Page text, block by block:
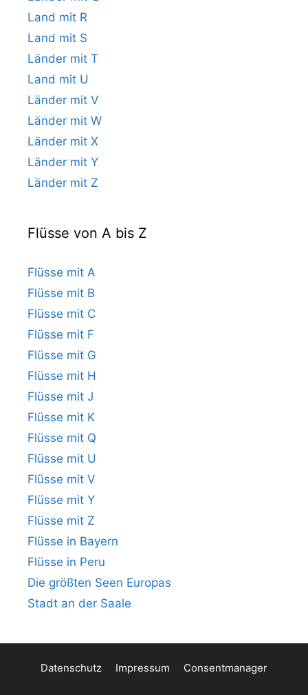
Land mit R
Land mit S
Länder mit T
Land mit U
Länder mit V
Länder mit W
Länder mit X
Länder mit Y
Länder mit Z
Flüsse von A bis Z
Flüsse mit A
Flüsse mit B
Flüsse mit C
Flüsse mit F
Flüsse mit G
Flüsse mit H
Flüsse mit J
Flüsse mit K
Flüsse mit Q
Flüsse mit U
Flüsse mit V
Flüsse mit Y
Flüsse mit Z
Flüsse in Bayern
Flüsse in Peru
Die größten Seen Europas
Stadt an der Saale
Datenschutz Impressum Consentmanager